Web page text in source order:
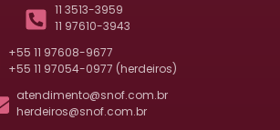
11 3513-3959
11 97610-3943
+55 11 97608-9677
+55 11 97054-0977 (herdeiros)
atendimento@snof.com.br
herdeiros@snof.com.br